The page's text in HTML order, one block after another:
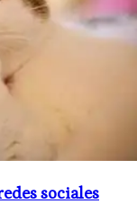
sociales